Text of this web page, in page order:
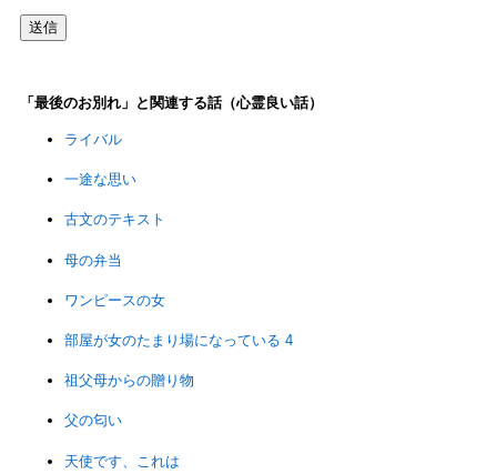
「最後のお別れ」と関連する話（心霊良い話）
ライバル
一途な思い
古文のテキスト
母の弁当
ワンピースの女
部屋が女のたまり場になっている 4
祖父母からの贈り物
父の匂い
天使です、これは